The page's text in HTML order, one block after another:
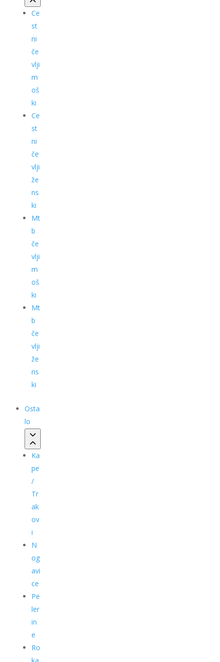
Ce
st
ni
če
vlji
m
oš
ki
Ce
st
ni
če
vlji
že
ns
ki
Mt
b
če
vlji
m
oš
ki
Mt
b
če
vlji
že
ns
ki
Osta
lo
Ka
pe
/
Tr
ak
ov
i
N
og
avi
ce
Pe
ler
in
e
Ro